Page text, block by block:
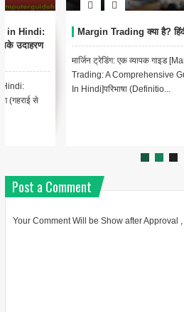
Margin Trading क्या है? हिंदी में
मार्जिन ट्रेडिंग: एक व्यापक गाइड [Margin
Trading: A Comprehensive Guide,
In Hindi]परिभाषा (Definitio...
is
Post a Comment
Your Comment Will be Show after Approval